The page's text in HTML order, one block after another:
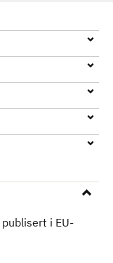
publisert i EU-